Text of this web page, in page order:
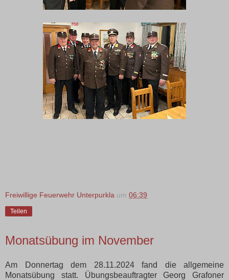
Freiwillige Feuerwehr Unterpurkla um 06:39
Teilen
Monatsübung im November
Am Donnertag dem 28.11.2024 fand die allgemeine
Monatsübung statt. Übungsbeauftragter Georg Grafoner